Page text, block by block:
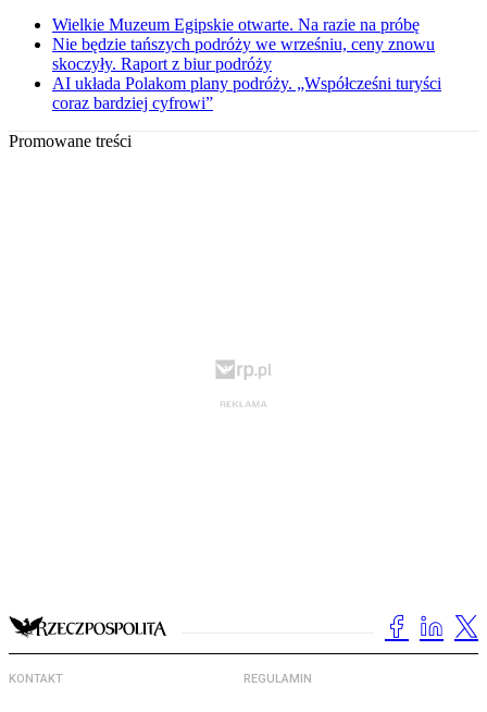
Wielkie Muzeum Egipskie otwarte. Na razie na próbę
Nie będzie tańszych podróży we wrześniu, ceny znowu
skoczyły. Raport z biur podróży
AI układa Polakom plany podróży. „Współcześni turyści
coraz bardziej cyfrowi”
Promowane treści
KONTAKT REGULAMIN